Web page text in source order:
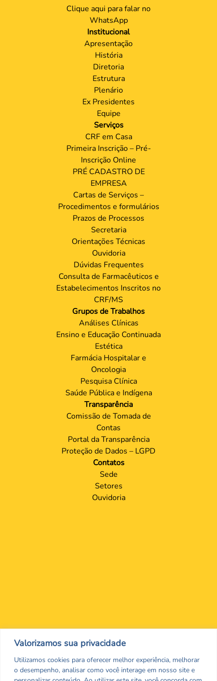
Valorizamos sua privacidade
Utilizamos cookies para oferecer melhor experiência, melhorar
o desempenho, analisar como você interage em nosso site e
Clique aqui para falar no
WhatsApp
Institucional
Apresentação
História
Diretoria
Estrutura
Plenário
Ex Presidentes
Equipe
Serviços
CRF em Casa
Primeira Inscrição – Pré-
Inscrição Online
PRÉ CADASTRO DE
EMPRESA
Cartas de Serviços –
Procedimentos e formulários
Prazos de Processos
Secretaria
Orientações Técnicas
Ouvidoria
Dúvidas Frequentes
Consulta de Farmacêuticos e
Estabelecimentos Inscritos no
CRF/MS
Grupos de Trabalhos
Análises Clínicas
Ensino e Educação Continuada
Estética
Farmácia Hospitalar e
Oncologia
Pesquisa Clínica
Saúde Pública e Indígena
Transparência
Comissão de Tomada de
Contas
Portal da Transparência
Proteção de Dados – LGPD
Contatos
Sede
Setores
Ouvidoria